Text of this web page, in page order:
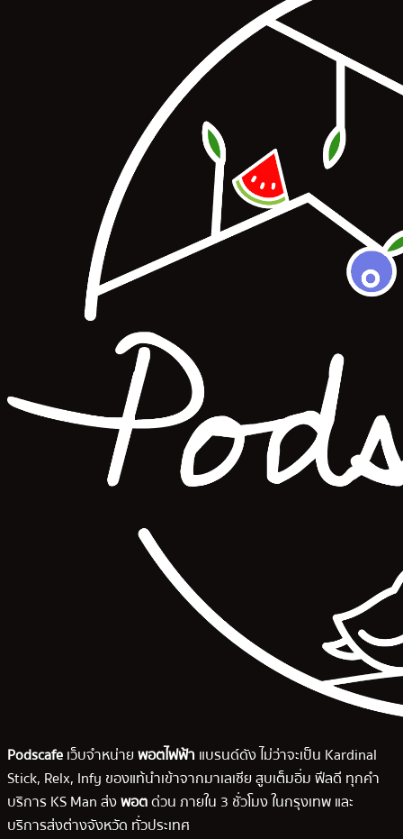
Podscafeเว็บจำหน่ายพอตไฟฟ้า แบรนด์ดัง ไม่ว่าจะเป็น Kardinal
Stick, Relx, Infy ของแท้นำเข้าจากมาเลเซีย สูบเต็มอิ่ม ฟีลดี ทุกคำ
บริการ KS Man ส่งพอตด่วน ภายใน 3 ชั่วโมง ในกรุงเทพ และ
บริการส่งต่างจังหวัด ทั่วประเทศ